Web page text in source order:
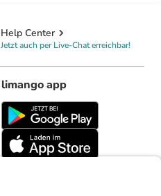
Help Center
Jetzt auch per Live-Chat erreichbar!
limango app